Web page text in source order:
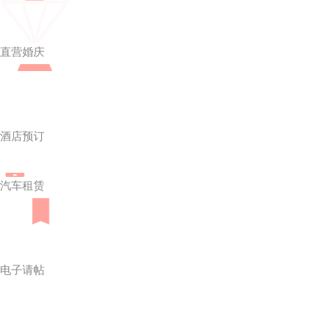
直营婚庆
酒店预订
汽车租赁
电子请帖